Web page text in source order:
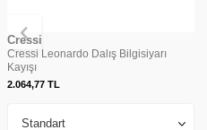
Cressi
Cressi Leonardo Dalış Bilgisiyarı
Kayışı
2.064,77 TL